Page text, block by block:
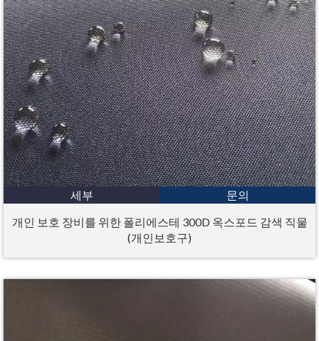
세부
문의
개인 보호 장비를 위한 폴리에스테 300D 옥스포드 감색 직물
(개인보호구)